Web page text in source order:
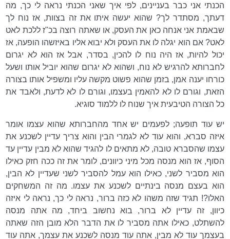
הכנתי אני כבר בעניינים, לפי איך שאני הכנתי נראה לי כך, מה
דעתך, מסתדר לך? שהוא יעשה איתו את זה בצוות, אז נוח לך
שבאמת אני אנחה כאן את העסק, או שאתה רוצה בכ"ז ללכת לאט
לאט? אם הוא יגלה לו את העסק ולא יבוא אליו באיזשהו הופעה, אז
יכול להיות, אז היה נוח לו להכין, בסדר, אבל אז הוא לא יגרום
לחברותא להרגיש לא נוח, ושהוא לא יגרום שהוא יוביל אותו ושעל
כורחו יענה אמן, בזמן שהוא פשוט מקשה עליו ומשפיל אותו בצורה
הזאת, וגורם לו לא להאמין בעצמו, וגורם לו לא לדעת, ולאבד את
כל הצורה הטיבעית איך שנוח לו ללמוד סוגיא.
יש עוד תופעה; לפעמים יש אחד מהחברותא שהוא עצמו אומר
איזה סברא, והוא עוד לא לגמרי הבין והוא צריך עדיין לשכנע את
עצמו שהסברא טובה, לא מתאים לו להגיד שהוא לא מבין עדיין עד
הסוף, אז הוא מנסה מכל מיני כיוונים, לומר את זה ככה חזק כאילו
הוא מסביר לשני, כאילו הוא עמל להסביר לשני שעדיין לא הבין,
הוא בעצם מנסה בינתיים לשכנע את עצמו. מה זה המשחקים
האלו?! תגיד שזה משהו לא כזה ברור, נראה לי כך, נראה לי איזה
כיוון, זה עדיין לא ברור, בוא נחשוב ביחד, מה אתה מנסה
להשתלט, כאילו אתה מסביר לו את הדבר הלא מובן הזה שאתה
בעצמך עוד לא מבין, אתה עוד מנסה לשכנע את עצמך, אתה עוד